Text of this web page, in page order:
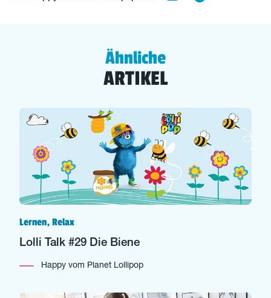
Ähnliche
ARTIKEL
Lernen, Relax
Lolli Talk #29 Die Biene
Happy vom Planet Lollipop